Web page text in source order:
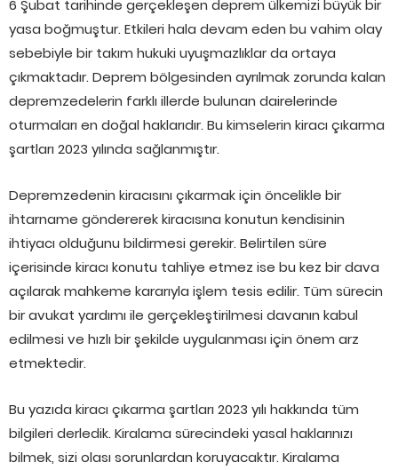
6 Şubat tarihinde gerçekleşen deprem ülkemizi büyük bir
yasa boğmuştur. Etkileri hala devam eden bu vahim olay
sebebiyle bir takım hukuki uyuşmazlıklar da ortaya
çıkmaktadır. Deprem bölgesinden ayrılmak zorunda kalan
depremzedelerin farklı illerde bulunan dairelerinde
oturmaları en doğal haklarıdır. Bu kimselerin kiracı çıkarma
şartları 2023 yılında sağlanmıştır.
Depremzedenin kiracısını çıkarmak için öncelikle bir
ihtarname göndererek kiracısına konutun kendisinin
ihtiyacı olduğunu bildirmesi gerekir. Belirtilen süre
içerisinde kiracı konutu tahliye etmez ise bu kez bir dava
açılarak mahkeme kararıyla işlem tesis edilir. Tüm sürecin
bir avukat yardımı ile gerçekleştirilmesi davanın kabul
edilmesi ve hızlı bir şekilde uygulanması için önem arz
etmektedir.
Bu yazıda kiracı çıkarma şartları 2023 yılı hakkında tüm
bilgileri derledik. Kiralama sürecindeki yasal haklarınızı
bilmek, sizi olası sorunlardan koruyacaktır. Kiralama